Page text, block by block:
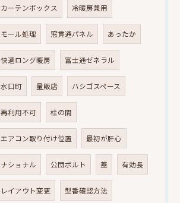
カーテンボックス 冷暖房兼用
モール処理 窓貫通パネル あったか
快適ロング暖房 富士通ゼネラル
水口町 量販店 ハシゴスペース
再利用不可 柱の間
エアコン取り付け位置 最初が肝心
ナショナル 公団ボルト 蓋 有効長
レイアウト変更 型番確認方法